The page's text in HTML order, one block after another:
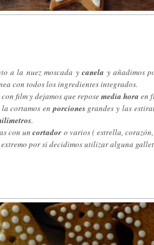
a la nuez moscada ycanela y añadimos
con todos los ingredientes integrados.
con film y dejamos que reposemedia hora en
la cortamos enporcionesgrandes y las
.
con uncortador o varios ( estrella,
extremo por si decidimos utilizar alguna